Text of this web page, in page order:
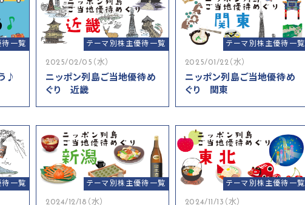
待一覧
♪
テーマ別株主優待一覧
2025/02/05（水）
ニッポン列島ご当地優待め
ぐり 近畿
テーマ別株主優待一覧
2025/01/22（水）
ニッポン列島ご当地優待め
ぐり 関東
待一覧 テーマ別株主優待一覧
2024/12/18（水）
テーマ別株主優待一覧
2024/11/13（水）